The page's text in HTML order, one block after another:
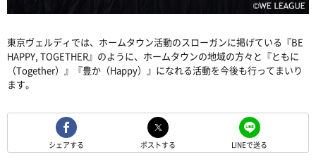
東京ヴェルディでは、ホームタウン活動のスローガンに掲げている『BE
HAPPY, TOGETHER』のように、ホームタウンの地域の方々と『ともに
（Together）』『豊か（Happy）』になれる活動を今後も行ってまいり
ます。
シェアする ポストする LINEで送る